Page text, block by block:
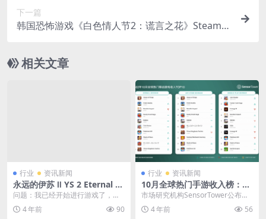
下一篇
韩国恐怖游戏《白色情人节2：谎言之花》Steam页
相关文章
行业 资讯新闻
永远的伊苏 Ⅱ YS 2 Eternal 游
戏问答
问题：我已经开始进行游戏了，但
是却不知道该如何开始，我现在到
底该要去做些什么呢？...
4 年前 90
行业 资讯新闻
10月全球热门手游收入榜：
《王者荣耀》吸金15亿元
市场研究机构SensorTower公布了2
022年10月全球热门移动游戏收入
榜T...4 年前 56